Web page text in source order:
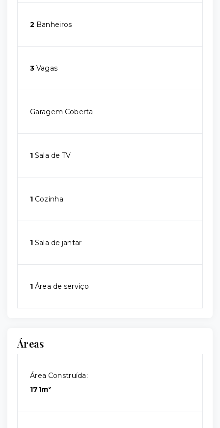
2 Banheiros
3 Vagas
Garagem Coberta
1 Sala de TV
1 Cozinha
1 Sala de jantar
1 Área de serviço
Áreas
Área Construída:
171m²